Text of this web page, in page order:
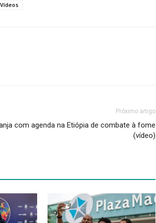
Vídeos
Próximo artigo
com agenda na Etiópia de combate à fome
(vídeo)